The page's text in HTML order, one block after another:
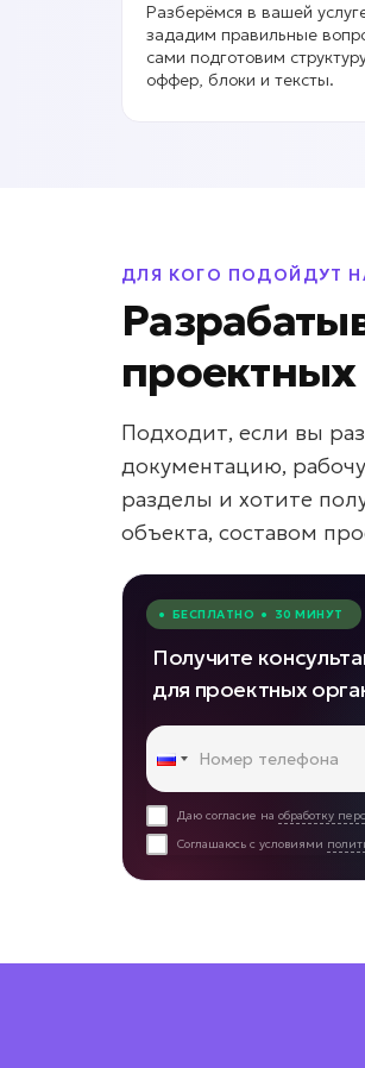
Разберёмся в вашей
зададим правильные
сами подготовим
оффер, блоки и тексты.
ДЛЯ КОГО ПОДОЙДУТ
Подходит, если вы
документацию,
разделы и хотите
объекта, составом
• БЕСПЛАТНО • 30 МИНУТ
Получите
для проектных
Даю согласие на обработку
Соглашаюсь с условиями